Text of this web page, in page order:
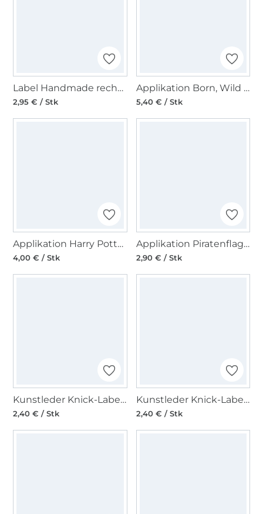
Label Handmade rechteckig, hellbeige
2,95 € / Stk
Applikation Born, Wild & Free
5,40 € / Stk
Applikation Harry Potter Comic
4,00 € / Stk
Applikation Piratenflagge
2,90 € / Stk
Kunstleder Knick-Label mit Schraube Regenbogen, hellbraun
2,40 € / Stk
Kunstleder Knick-Label mit Schraube Regenbogen, altrosa
2,40 € / Stk